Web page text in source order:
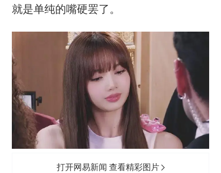
就是单纯的嘴硬罢了。
打开网易新闻 查看精彩图片